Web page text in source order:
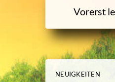
Vorerst
NEUIGKEITEN